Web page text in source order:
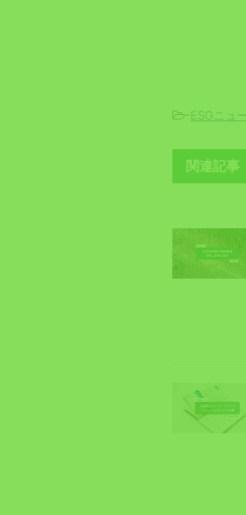
-ESGニュ
関連記事